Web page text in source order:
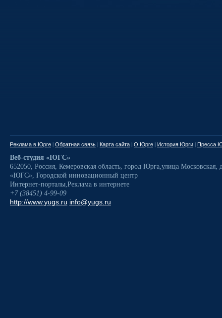
Реклама в Юрге | Обратная связь | Карта сайта | О Юрге | История Юрги | Пресса
Веб-студия «ЮГС»
652050, Россия, Кемеровская область, город Юрга,улица Московская,
«ЮГС», Городской инновационный центр
Интернет-порталы,Реклама в интернете
+7 (38451) 4-99-09
http://www.yugs.ru info@yugs.ru